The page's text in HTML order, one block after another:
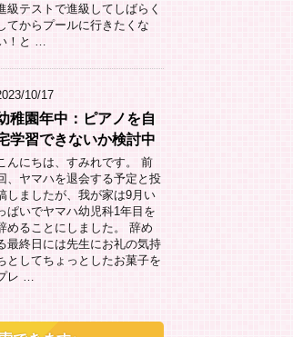
級テストで進級してしばらく
てからプールに行きたくな
！と …
10/17
稚園年中：ピアノを自
学習できないか検討中
んにちは、すみれです。 前
、ヤマハを退会する予定と投
しましたが、我が家は9月い
ぱいでヤマハ幼児科1年目を
めることにしました。 辞め
最終日には先生にお礼の気持
としてちょっとしたお菓子を
レ …